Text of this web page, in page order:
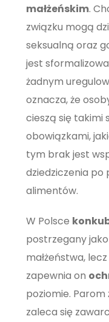
małżeńskim.
związku mogą
seksualną oraz
jest
żadnym
oznacza, że
cieszą się takimi
obowiązkami,
tym brak jest
dziedziczenia
alimentów.
W Polsce
postrzegany
małżeństwa,
zapewnia on
poziomie.
zaleca się